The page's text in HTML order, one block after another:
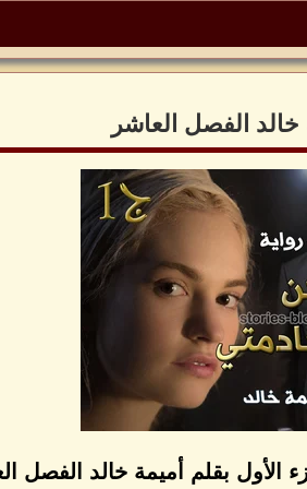
خالد الفصل العاشر
الأول بقلم أميمة خالد الفصل